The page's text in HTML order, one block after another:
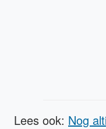
Lees ook: Nog